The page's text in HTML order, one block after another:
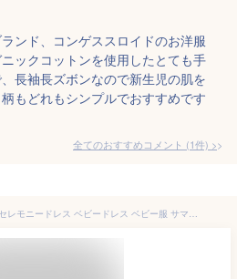
ンド、コンゲススロイドのお洋服
ックコットンを使用したとても手
長袖長ズボンなので新生児の肌を
もどれもシンプルでおすすめです
全てのおすすめコメント (1件) >
【クーポン対象】 日本製 セレモニードレス ベビードレス ベビー服 サマーセレモニードレス＆帽子 セット 新生児 男 女 低出産体重児 スモールベビー 40 50 小さい ウェルカムドレス 退院着 出産準備 フォーマル お宮参り 写真撮影 百日祝い 誕生祝い 未熟児 早産